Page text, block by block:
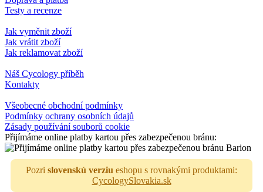
Testy a recenze
Jak vyměnit zboží
Jak vrátit zboží
Jak reklamovat zboží
Náš Cycology příběh
Kontakty
Všeobecné obchodní podmínky
Podmínky ochrany osobních údajů
Zásady používání souborů cookie
Přijímáme online platby kartou přes zabezpečenou bránu:
Pozri slovenskú verziu eshopu s rovnakými produktami:
CycologySlovakia.sk